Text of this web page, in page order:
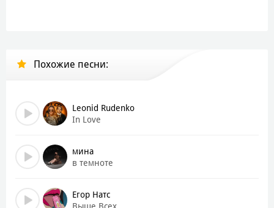
Мечтал о твоих губах"
Сердце помнит всё, губы - ничего
Тянет к тебе
Если упадём, давай упадём вдвоём
Сердце помнит всё, губы - ничего
Тянет к тебе
Похожие песни:
Leonid Rudenko
In Love
мина
в темноте
Егор Натс
Выше Всех